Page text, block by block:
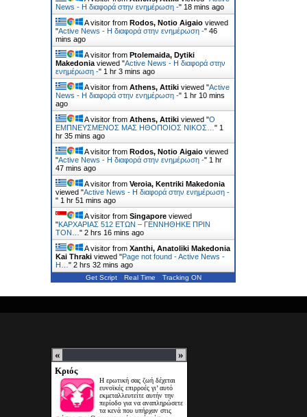
News - Η διαφορά στην ενημέρωση -" 18 mins ago
A visitor from Rodos, Notio Aigaio viewed
"Active News - Η διαφορά στην ενημέρωση -" 47
mins ago
A visitor from Ptolemaida, Dytiki
Makedonia viewed "Active News - Η διαφορά στην
ενημέρωση -" 1 hr 3 mins ago
A visitor from Athens, Attiki viewed "Active
News - Η διαφορά στην ενημέρωση -" 1 hr 10 mins
ago
A visitor from Athens, Attiki viewed "Ο
ΕΜΠΝΕΥΣΜΕΝΟΣ ΜΑΣ ΗΘΟΠΟΙΟΣ ΝΙΚΟΣ… " 1
hr 35 mins ago
A visitor from Rodos, Notio Aigaio viewed
"Active News - Η διαφορά στην ενημέρωση -" 1 hr
47 mins ago
A visitor from Veroia, Kentriki Makedonia
viewed "Active News - Η διαφορά στην ενημέρωση -
" 1 hr 51 mins ago
A visitor from Singapore viewed
"ΚΑΡΧΑΡΙΑΣ 512 ΕΤΩΝ – ΓΕΝΝΗΘΗΚΕ ΠΡΙΝ
ΤΟΝ… " 2 hrs 16 mins ago
A visitor from Xanthi, Anatoliki Makedonia
Kai Thraki viewed "Page not found - Active News -
Η… " 2 hrs 32 mins ago
Get Script Real Time Tracking ON